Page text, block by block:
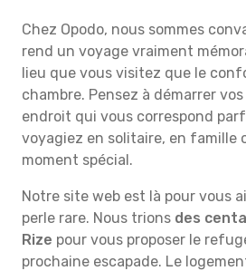
Chez Opodo, nous sommes
rend un voyage vraiment
lieu que vous visitez que le
chambre. Pensez à démarrer
endroit qui vous correspond
voyagiez en solitaire, en famille
moment spécial.
Notre site web est là pour vous
perle rare. Nous trions des
Rize pour vous proposer le
prochaine escapade. Le